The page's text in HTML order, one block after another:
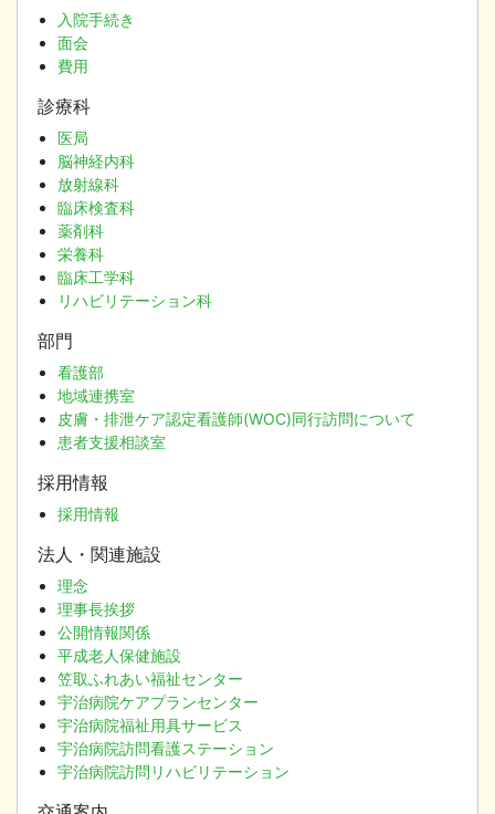
入院手続き
面会
費用
診療科
医局
脳神経内科
放射線科
臨床検査科
薬剤科
栄養科
臨床工学科
リハビリテーション科
部門
看護部
地域連携室
皮膚・排泄ケア認定看護師(WOC)同行訪問について
患者支援相談室
採用情報
採用情報
法人・関連施設
理念
理事長挨拶
公開情報関係
平成老人保健施設
笠取ふれあい福祉センター
宇治病院ケアプランセンター
宇治病院福祉用具サービス
宇治病院訪問看護ステーション
宇治病院訪問リハビリテーション